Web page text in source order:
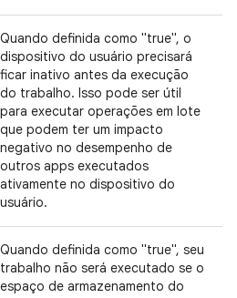
Quando definida como "true", o
dispositivo do usuário precisará
ficar inativo antes da execução
do trabalho. Isso pode ser útil
para executar operações em lote
que podem ter um impacto
negativo no desempenho de
outros apps executados
ativamente no dispositivo do
usuário.
Quando definida como "true", seu
trabalho não será executado se o
espaço de armazenamento do